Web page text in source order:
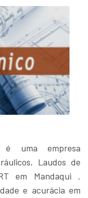
uma empresa
Laudos de
em Mandaqui .
e acurácia em